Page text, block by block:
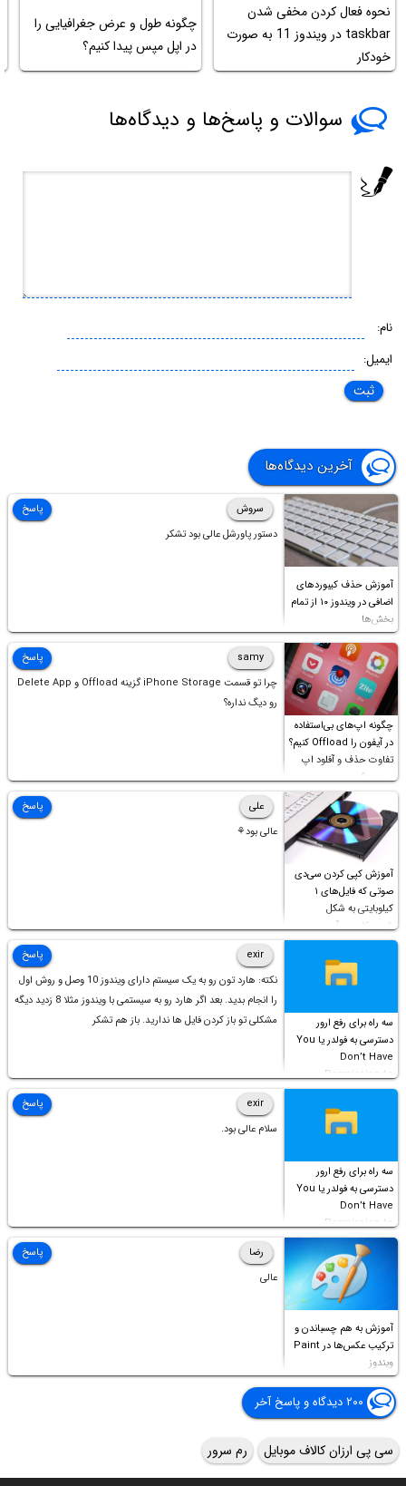
نحوه فعال کردن مخفی شدن
taskbar در ویندوز 11 به صورت
خودکار
چگونه طول و عرض جغرافیایی را
در اپل مپس پیدا کنیم؟
سوالات و پاسخ‌ها و دیدگاه‌ها
نام:
ایمیل:
آخرین دیدگاه‌ها
آموزش حذف کیبوردهای
اضافی در ویندوز ۱۰ از تمام
بخش‌ها
سروش
دستور پاورشل عالی بود تشکر
پاسخ
چگونه اپ‌های بی‌استفاده
در آیفون را Offload کنیم؟
تفاوت حذف و آفلود اپ
چیست؟
samy
چرا تو قسمت iPhone Storage گزینه Offload و Delete App
رو دیگ نداره؟
پاسخ
آموزش کپی کردن سی‌دی
صوتی که فایل‌های ۱
کیلوبایتی به شکل
شورت‌کات در آن موجود
است!
علی
عالی بود⚘
پاسخ
سه راه برای رفع ارور
دسترسی به فولدر یا You
Don’t Have
Permission to
Access this folder
exir
نکته: هارد تون رو به یک سیستم دارای ویندوز 10 وصل و روش اول
را انجام بدید. بعد اگر هارد رو به سیستمی با ویندوز مثلا 8 زدید دیگه
مشکلی تو باز کردن فایل ها ندارید. باز هم تشکر
پاسخ
سه راه برای رفع ارور
دسترسی به فولدر یا You
Don’t Have
Permission to
Access this folder
exir
سلام عالی بود.
پاسخ
آموزش به هم چسباندن و
ترکیب عکس‌ها در Paint
ویندوز
رضا
عالی
پاسخ
۲۰۰ دیدگاه و پاسخ آخر
سی پی ارزان کالاف موبایل رم سرور